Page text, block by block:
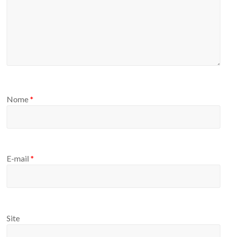
Nome*
E-mail*
Site